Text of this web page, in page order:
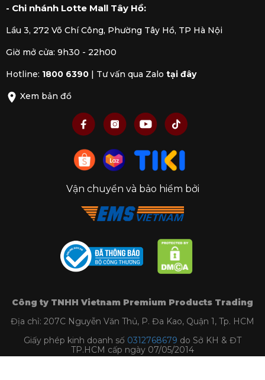
- Chi nhánh Lotte Mall Tây Hồ:
Lầu 3, 272 Võ Chí Công, Phường Tây Hồ, TP Hà Nội
Giờ mở cửa: 9h30 - 22h00
Hotline: 1800 6390 Tư vấn qua Zalo tại đây
Xem bản đồ
Vận chuyển và bảo hiểm bởi
Công ty TNHH Vietnam Premium Products Trading
Địa chỉ: 207C Nguyễn Văn Thủ, P. Đa Kao, Quận 1, Tp. HCM
Giấy phép kinh doanh số 0312768679 do Sở KH & ĐT
TP.HCM cấp ngày 07/05/2014